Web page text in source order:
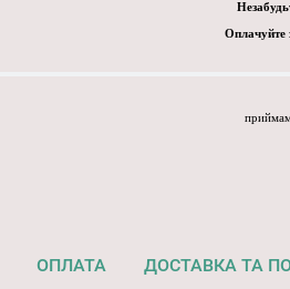
Оплачуйте
ОПЛАТА ДОСТАВКА ТА